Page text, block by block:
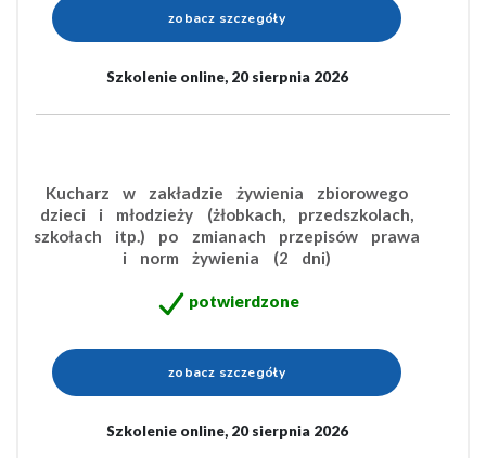
zobacz szczegóły
Szkolenie online, 20 sierpnia 2026
Kucharz w zakładzie żywienia zbiorowego
dzieci i młodzieży (żłobkach, przedszkolach,
szkołach itp.) po zmianach przepisów prawa
i norm żywienia (2 dni)
potwierdzone
zobacz szczegóły
Szkolenie online, 20 sierpnia 2026